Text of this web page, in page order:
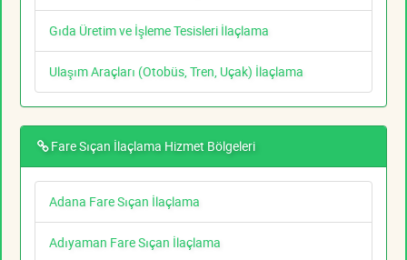
Gıda Üretim ve İşleme Tesisleri İlaçlama
Ulaşım Araçları (Otobüs, Tren, Uçak) İlaçlama
Fare Sıçan İlaçlama Hizmet Bölgeleri
Adana Fare Sıçan İlaçlama
Adıyaman Fare Sıçan İlaçlama